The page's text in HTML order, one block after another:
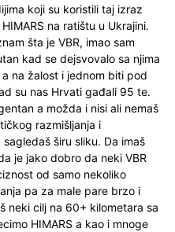
koji su koristili taj izraz
na ratištu u Ukrajini.
šta je VBR, imao sam
kad se dejsvovalo sa njima
na žalost i jednom biti pod
su nas Hrvati gađali 95 te.
a možda i nisi ali nemaš
razmišljanja i
širu sliku. Da imaš
je jako dobro da neki VBR
od samo nekoliko
pa za male pare brzo i
neki cilj na 60+ kilometara sa
HIMARS a kao i mnoge